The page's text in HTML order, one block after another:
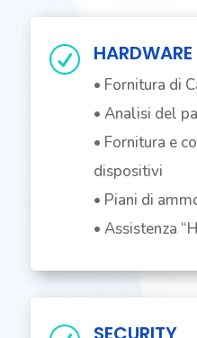
R HARDWARE
• Fornitura di
• Analisi del
• Fornitura e
dispositivi
• Piani di
• Assistenza